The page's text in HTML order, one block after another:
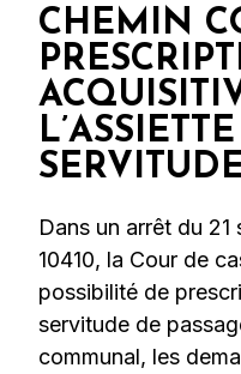
CHEMIN
Dans un arrêt du
10410, la Cour de
possibilité de
servitude de
communal, les